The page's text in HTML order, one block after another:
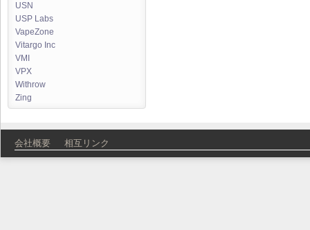
USN
USP Labs
VapeZone
Vitargo Inc
VMI
VPX
Withrow
Zing
会社概要 相互リンク